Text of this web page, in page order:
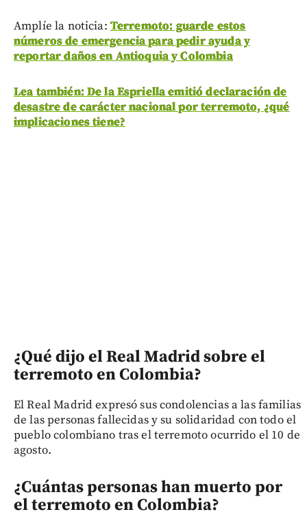
Amplíe la noticia: Terremoto: guarde estos
números de emergencia para pedir ayuda y
reportar daños en Antioquia y Colombia
Lea también: De la Espriella emitió declaración de
desastre de carácter nacional por terremoto, ¿qué
implicaciones tiene?
¿Qué dijo el Real Madrid sobre el
terremoto en Colombia?
El Real Madrid expresó sus condolencias a las familias
de las personas fallecidas y su solidaridad con todo el
pueblo colombiano tras el terremoto ocurrido el 10 de
agosto.
¿Cuántas personas han muerto por
el terremoto en Colombia?